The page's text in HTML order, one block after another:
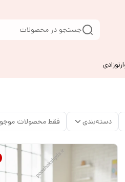
جستجو در محصولات
دسته‌بندی فقط محصولات